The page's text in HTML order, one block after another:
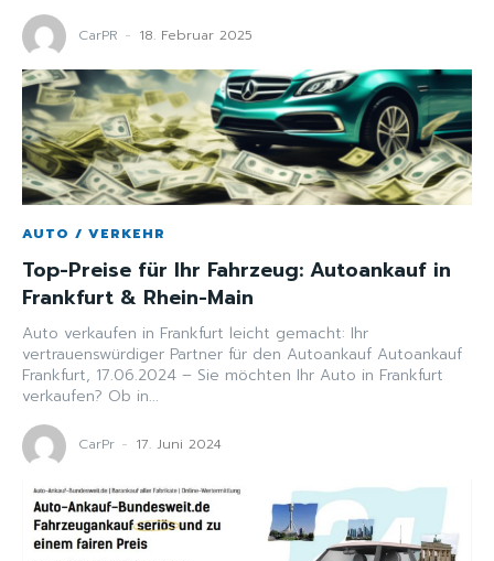
CarPR - 18. Februar 2025
AUTO / VERKEHR
Top-Preise für Ihr Fahrzeug: Autoankauf in
Frankfurt & Rhein-Main
Auto verkaufen in Frankfurt leicht gemacht: Ihr
vertrauenswürdiger Partner für den Autoankauf Autoankauf
Frankfurt, 17.06.2024 – Sie möchten Ihr Auto in Frankfurt
verkaufen? Ob in...
CarPr - 17. Juni 2024